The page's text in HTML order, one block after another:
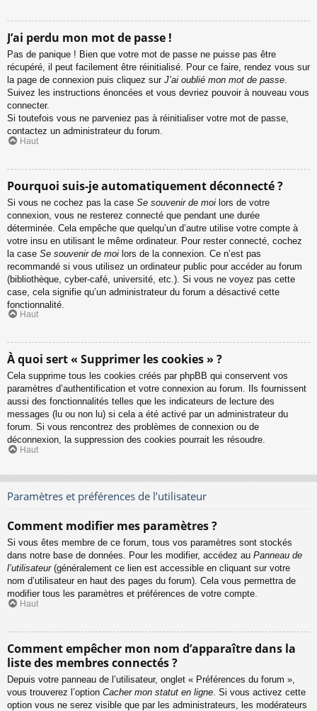
J’ai perdu mon mot de passe !
Pas de panique ! Bien que votre mot de passe ne puisse pas être
récupéré, il peut facilement être réinitialisé. Pour ce faire, rendez vous sur
la page de connexion puis cliquez sur J’ai oublié mon mot de passe.
Suivez les instructions énoncées et vous devriez pouvoir à nouveau vous
connecter.
Si toutefois vous ne parveniez pas à réinitialiser votre mot de passe,
contactez un administrateur du forum.
Haut
Pourquoi suis-je automatiquement déconnecté ?
Si vous ne cochez pas la case Se souvenir de moi lors de votre
connexion, vous ne resterez connecté que pendant une durée
déterminée. Cela empêche que quelqu’un d’autre utilise votre compte à
votre insu en utilisant le même ordinateur. Pour rester connecté, cochez
la case Se souvenir de moi lors de la connexion. Ce n’est pas
recommandé si vous utilisez un ordinateur public pour accéder au forum
(bibliothèque, cyber-café, université, etc.). Si vous ne voyez pas cette
case, cela signifie qu’un administrateur du forum a désactivé cette
fonctionnalité.
Haut
À quoi sert « Supprimer les cookies » ?
Cela supprime tous les cookies créés par phpBB qui conservent vos
paramètres d’authentification et votre connexion au forum. Ils fournissent
aussi des fonctionnalités telles que les indicateurs de lecture des
messages (lu ou non lu) si cela a été activé par un administrateur du
forum. Si vous rencontrez des problèmes de connexion ou de
déconnexion, la suppression des cookies pourrait les résoudre.
Haut
Paramètres et préférences de l’utilisateur
Comment modifier mes paramètres ?
Si vous êtes membre de ce forum, tous vos paramètres sont stockés
dans notre base de données. Pour les modifier, accédez au Panneau de
l’utilisateur(généralement ce lien est accessible en cliquant sur votre
nom d’utilisateur en haut des pages du forum). Cela vous permettra de
modifier tous les paramètres et préférences de votre compte.
Haut
Comment empêcher mon nom d’apparaître dans la
liste des membres connectés ?
Depuis votre panneau de l’utilisateur, onglet « Préférences du forum »,
vous trouverez l’option Cacher mon statut en ligne . Si vous activez cette
option vous ne serez visible que par les administrateurs, les modérateurs